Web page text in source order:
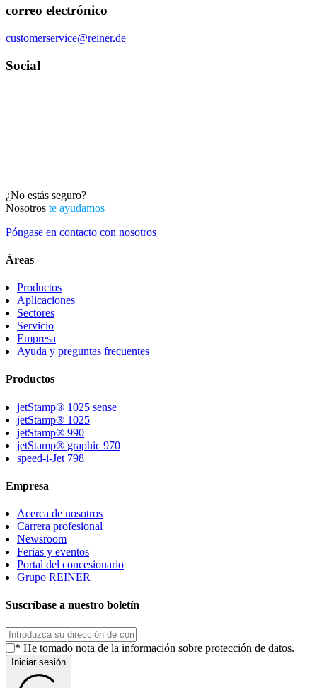
correo electrónico
customerservice@reiner.de
Social
¿No estás seguro?
Nosotros te ayudamos
Póngase en contacto con nosotros
Áreas
Productos
Aplicaciones
Sectores
Servicio
Empresa
Ayuda y preguntas frecuentes
Productos
jetStamp® 1025 sense
jetStamp® 1025
jetStamp® 990
jetStamp® graphic 970
speed-i-Jet 798
Empresa
Acerca de nosotros
Carrera profesional
Newsroom
Ferias y eventos
Portal del concesionario
Grupo REINER
Suscríbase a nuestro boletín
* He tomado nota de la información sobre protección de datos.
Iniciar sesión